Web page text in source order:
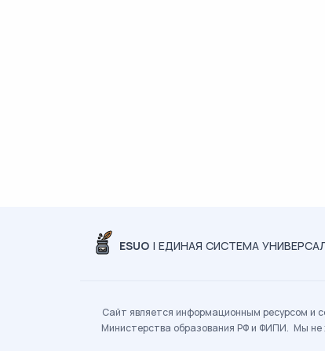
ESUO | ЕДИНАЯ СИСТЕМА
Сайт является информационным ресурсом и
Министерства образования РФ и ФИПИ. Мы не